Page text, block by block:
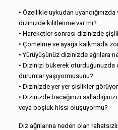
• Özellikle uykudan
dizinizde kilitlenme var mı?
• Hareketler sonrası dizinizde şişlik
• Çömelme ve ayağa kalkmada
• Yürüyüşünüz dizinizde ağrılara
• Dizinizi bükerek oturduğunuzda
durumlar yaşıyormusunu?
• Dizinizde yer yer şişlikler
• Dizinizde bacağınızı
veya boşluk hissi oluşuyormu?
Diz ağrılarına neden olan